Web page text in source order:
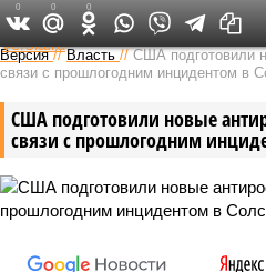
Федеральный
Версия //Власть //США подготовили
связи с прошлогодним инцидентом в
США подготовили новые
связи с прошлогодним
0 0 0